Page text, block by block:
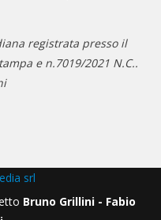
registrata presso il
e n.7019/2021 N.C..
srl
Bruno Grillini - Fabio